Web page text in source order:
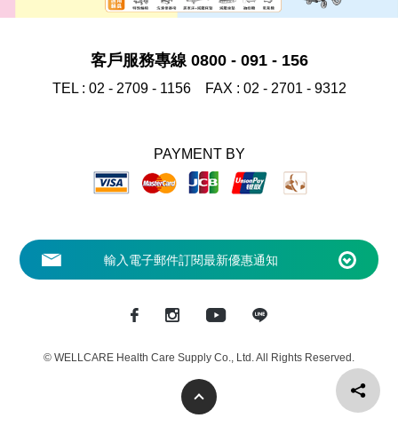
客戶服務專線 0800 - 091 - 156
TEL : 02 - 2709 - 1156 FAX : 02 - 2701 - 9312
PAYMENT BY
© WELLCARE Health Care Supply Co., Ltd. All Rights Reserved.